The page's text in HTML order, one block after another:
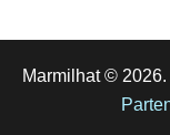
Marmilhat ©